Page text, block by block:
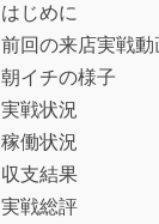
はじめに
前回の来店実戦動
朝イチの様子
実戦状況
稼働状況
収支結果
実戦総評